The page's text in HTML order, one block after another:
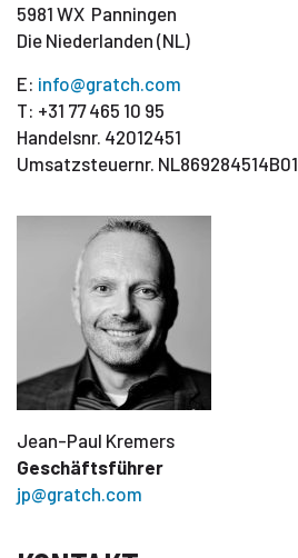
5981 WX Panningen
Die Niederlanden (NL)
E: info@gratch.com
T: +31 77 465 10 95
Handelsnr. 42012451
Umsatzsteuernr. NL869284514B01
Jean-Paul Kremers
Geschäftsführer
jp@gratch.com